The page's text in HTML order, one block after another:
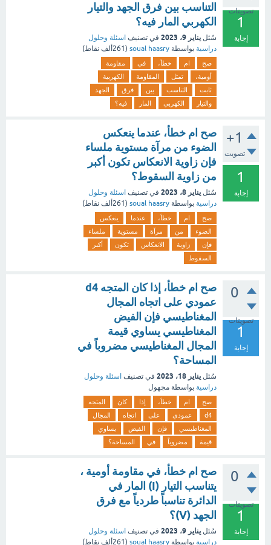
تصويتات
1
إجابة
التناسب بين فرق الجهد والتيار
الكهربي المار فيه؟
سُئل يناير 9، 2023 في تصنيف اسئلة وحلول
دراسية بواسطة soual haasry
( 261ألف نقاط)
صح ام خطأ، في
مقاومة
أومية،
تمثل المقاومة
الكهربية
ثابت
التناسب بين فرق
الجهد
والتيار
الكهربي المار فيه؟
+1
تصويت
1
إجابة
صح ام خطأ، عندما ينعكس
الضوء من مرآة مستوية ملساء
فإن زاوية الانعكاس تكون أكبر
من زاوية السقوط؟
سُئل يناير 8، 2023 في تصنيف اسئلة وحلول
دراسية بواسطة soual haasry
( 261ألف نقاط)
صح ام خطأ، عندما
ينعكس
الضوء
من مرآة مستوية
ملساء
فإن
زاوية الانعكاس تكون
أكبر
السقوط
0
تصويتات
1
إجابة
صح ام خطأ، إذا كان المتجه d4
عمودي على اتجاه المجال
المغناطيسي فإن الفيض
المغناطيسي يساوي قيمة
المجال المغناطيسي مضروباً في
المساحة؟
سُئل يناير 18، 2023 في تصنيف اسئلة وحلول
دراسية بواسطة مجهول
صح ام خطأ، إذا كان
المتجه
d4
عمودي على اتجاه
المجال
المغناطيسي
فإن الفيض
يساوي
قيمة
مضروباً في المساحة؟
0
تصويتات
1
إجابة
صح ام خطأ، في مقاومة أومية ،
يتناسب التيار (I) المار في
الدائرة تناسباً طردياً مع فرق
الجهد (V)؟
سُئل يناير 9، 2023 في تصنيف اسئلة وحلول
دراسية بواسطة soual haasry
( 261ألف نقاط)